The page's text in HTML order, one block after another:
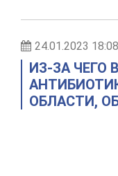
24.01.2023 18:08
ИЗ-ЗА ЧЕГО
ОБЛАСТИ,